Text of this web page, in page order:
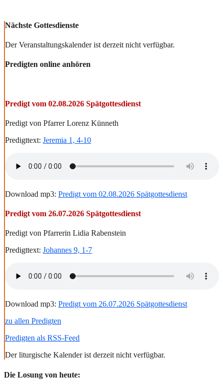
Nächste Gottesdienste
Der Veranstaltungskalender ist derzeit nicht verfügbar.
Predigten online anhören
Predigt vom 02.08.2026 Spätgottesdienst
Predigt von Pfarrer Lorenz Künneth
Predigttext: Jeremia 1, 4-10
Download mp3: Predigt vom 02.08.2026 Spätgottesdienst
Predigt vom 26.07.2026 Spätgottesdienst
Predigt von Pfarrerin Lidia Rabenstein
Predigttext: Johannes 9, 1-7
Download mp3: Predigt vom 26.07.2026 Spätgottesdienst
zu allen Predigten
Predigten als RSS-Feed
Der liturgische Kalender ist derzeit nicht verfügbar.
Die Losung von heute: